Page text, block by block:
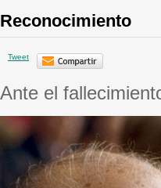
Reconocimiento
Tweet
Ante el